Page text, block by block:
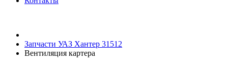
Запчасти УАЗ Хантер 31512
Вентиляция картера